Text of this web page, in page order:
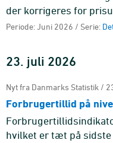
der korrigeres for
sæsonudsving og
Periode: Juni 2026 / Serie:
23. juli 2026
Nyt fra Danmarks Statistik /
Forbrugertillid på
hvilket er tæt på sidste